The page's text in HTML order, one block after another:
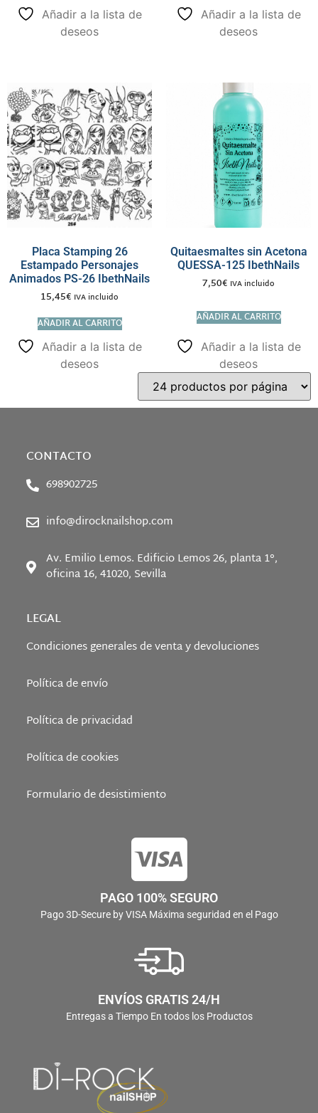
Añadir a la lista de
deseos
Añadir a la lista de
deseos
Placa Stamping 26
Estampado Personajes
Animados PS-26 IbethNails
15,45€ IVA incluido
AÑADIR AL CARRITO
Añadir a la lista de
deseos
Quitaesmaltes sin Acetona
QUESSA-125 IbethNails
7,50€ IVA incluido
AÑADIR AL CARRITO
Añadir a la lista de
deseos
CONTACTO
698902725
info@dirocknailshop.com
Av. Emilio Lemos. Edificio Lemos 26, planta 1°,
oficina 16, 41020, Sevilla
LEGAL
Condiciones generales de venta y devoluciones
Política de envío
Política de privacidad
Política de cookies
Formulario de desistimiento
PAGO 100% SEGURO
Pago 3D-Secure by VISA Máxima seguridad en el Pago
ENVÍOS GRATIS 24/H
Entregas a Tiempo En todos los Productos